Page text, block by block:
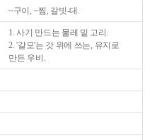
~구이, ~찜, 갈빗-대.
1. 사기 만드는 물레 밑 고리.
2. '갈모'는 갓 위에 쓰는, 유지로
만든 우비.